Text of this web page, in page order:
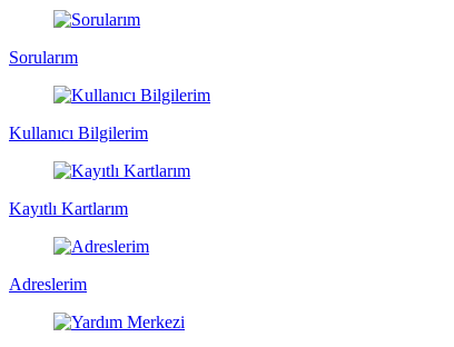
Sorularım
Kullanıcı Bilgilerim
Kayıtlı Kartlarım
Adreslerim